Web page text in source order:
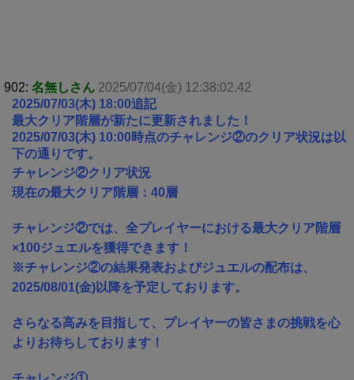
902: 名無しさん 2025/07/04(金) 12:38:02.42
2025/07/03(木) 18:00追記
最大クリア階層が新たに更新されました！
2025/07/03(木) 10:00時点のチャレンジ②のクリア状況は以
下の通りです。
チャレンジ②クリア状況
現在の最大クリア階層：40層
チャレンジ②では、全プレイヤーにおける最大クリア階層
×100ジュエルを獲得できます！
※チャレンジ②の結果発表およびジュエルの配布は、
2025/08/01(金)以降を予定しております。
さらなる高みを目指して、プレイヤーの皆さまの挑戦を心
よりお待ちしております！